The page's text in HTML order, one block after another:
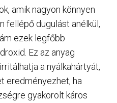
amik nagyon könnyen
fellépő dugulást anélkül,
ezek legfőbb
Ez az anyag
a nyálkahártyát,
eredményezhet, ha
gyakorolt káros